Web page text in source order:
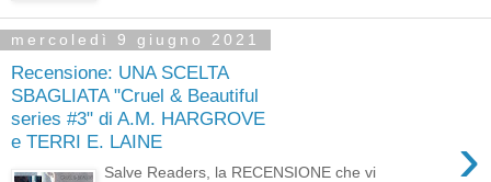
mercoledì 9 giugno 2021
Recensione: UNA SCELTA
SBAGLIATA "Cruel & Beautiful
series #3" di A.M. HARGROVE
e TERRI E. LAINE
›
Salve Readers, la RECENSIONE che vi